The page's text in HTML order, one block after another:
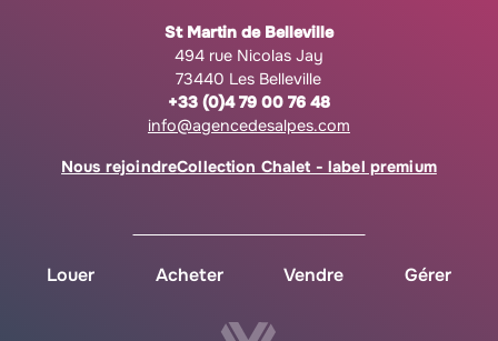
St Martin de Belleville
494 rue Nicolas Jay
73440 Les Belleville
+33 (0)4 79 00 76 48
info@agencedesalpes.com
Nous rejoindreCollection Chalet - label premium
Louer Acheter Vendre Gérer